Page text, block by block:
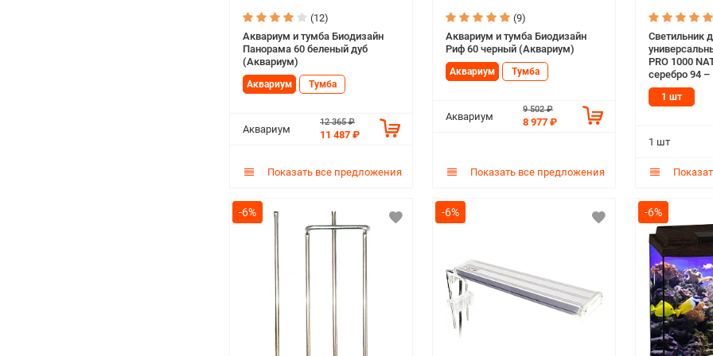
(12)
Аквариум и тумба Биодизайн
Панорама 60 беленый дуб
(Аквариум)
Аквариум Тумба
Аквариум
12 365 ₽
11 487 ₽
Показать все предложения
(9)
Аквариум и тумба Биодизайн
Риф 60 черный (Аквариум)
Аквариум Тумба
Аквариум
9 502 ₽
8 977 ₽
Показать все предложения
Светильник
PRO 1000
серебро 94
1 шт
1 шт
-6% -6% -6%